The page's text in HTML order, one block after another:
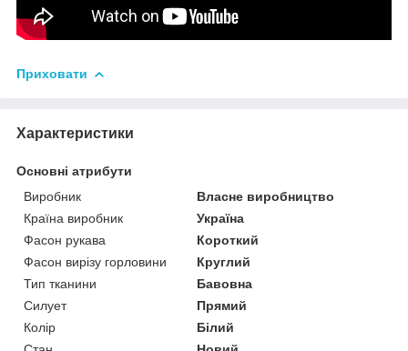
Приховати
Характеристики
Основні атрибути
Виробник
Власне виробництво
Країна виробник
Україна
Фасон рукава
Короткий
Фасон вирізу горловини
Круглий
Тип тканини
Бавовна
Силует
Прямий
Колір
Білий